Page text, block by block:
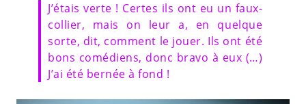
J’étais verte ! Certes ils ont eu un faux-
collier, mais on leur a, en quelque
sorte, dit, comment le jouer. Ils ont été
bons comédiens, donc bravo à eux (…)
J’ai été bernée à fond !